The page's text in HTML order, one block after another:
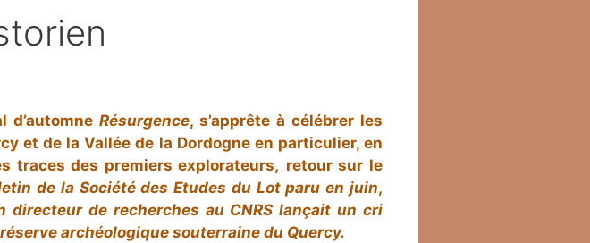
d’automneRésurgence, s’apprête à célébrer les
et de la Vallée de la Dordogne en particulier, en
traces des premiers explorateurs, retour sur le
de la Société des Etudes du Lot paru en juin,
directeur de recherches au CNRS lançait un cri
archéologique souterraine du Quercy.